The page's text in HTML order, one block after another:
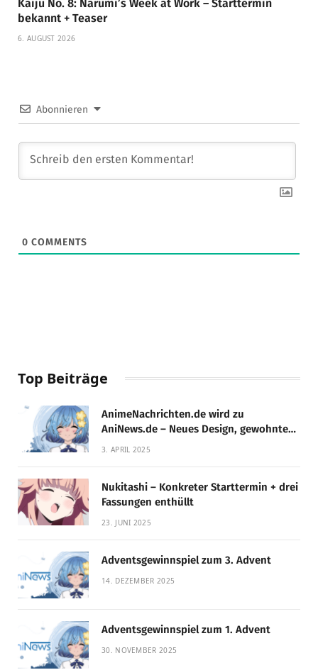
Kaiju No. 8: Narumi’s Week at Work – Starttermin
bekannt + Teaser
6. AUGUST 2026
Abonnieren
0 COMMENTS
Top Beiträge
AnimeNachrichten.de wird zu
AniNews.de – Neues Design, gewohnte
Qualität!
3. APRIL 2025
Nukitashi – Konkreter Starttermin + drei
Fassungen enthüllt
23. JUNI 2025
Adventsgewinnspiel zum 3. Advent
14. DEZEMBER 2025
Adventsgewinnspiel zum 1. Advent
30. NOVEMBER 2025